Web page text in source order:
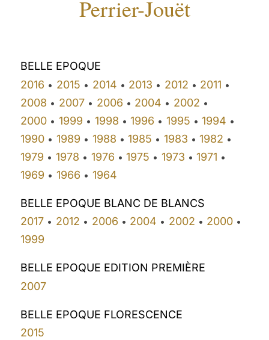
Perrier-Jouët
BELLE EPOQUE
2016 • 2015 • 2014 • 2013 • 2012 • 2011 •
2008 • 2007• 2006 • 2004 • 2002 •
2000 • 1999 • 1998 • 1996 • 1995 • 1994 •
1990 • 1989 • 1988 • 1985 • 1983 • 1982 •
1979 • 1978 • 1976 • 1975 • 1973 • 1971 •
1969 • 1966 • 1964
BELLE EPOQUE BLANC DE BLANCS
2017 • 2012 • 2006 • 2004 • 2002 • 2000 •
1999
BELLE EPOQUE EDITION PREMIÈRE
2007
BELLE EPOQUE FLORESCENCE
2015